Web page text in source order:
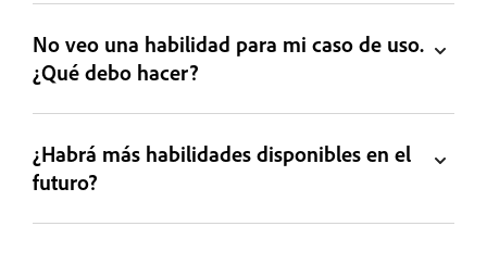
No veo una habilidad para mi caso de uso.
¿Qué debo hacer?
¿Habrá más habilidades disponibles en el
futuro?